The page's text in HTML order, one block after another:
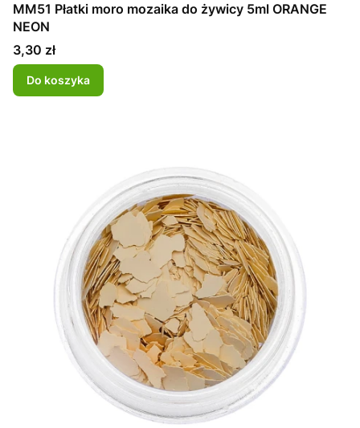
MM51 Płatki moro mozaika do żywicy 5ml ORANGE
NEON
Cena
3,30 zł
Do koszyka